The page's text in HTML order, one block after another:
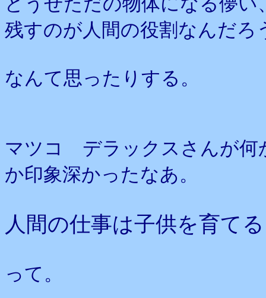
残すのが人間の役割なんだろ
なんて思ったりする。
マツコ デラックスさんが何
か印象深かったなあ。
人間の仕事は子供を育て
って。